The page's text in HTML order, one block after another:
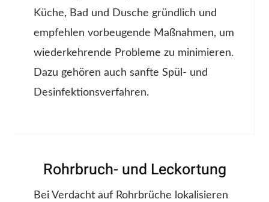
Küche, Bad und Dusche gründlich und
empfehlen vorbeugende Maßnahmen, um
wiederkehrende Probleme zu minimieren.
Dazu gehören auch sanfte Spül- und
Desinfektionsverfahren.
Rohrbruch- und Leckortung
Bei Verdacht auf Rohrbrüche lokalisieren